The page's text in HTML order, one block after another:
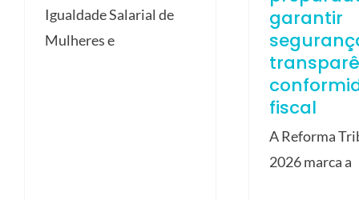
Igualdade Salarial de
Mulheres e
garantir
fiscal
A Reforma
2026 marca a